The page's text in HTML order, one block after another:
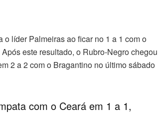
líder Palmeiras ao ficar no 1 a 1 com o
este resultado, o Rubro-Negro chegou
2 a 2 com o Bragantino no último sábado
com o Ceará em 1 a 1,